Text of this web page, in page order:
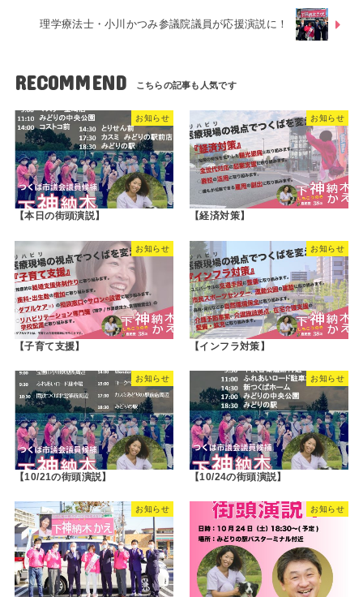
理学療法士・小川かつみ参議院議員が応援演説に！
RECOMMEND
お知らせ
【本日の街頭演説】
お知らせ
【経済対策】
お知らせ
【子育て支援】
お知らせ
【インフラ対策】
お知らせ
【10/21の街頭演説】
お知らせ
【10/24の街頭演説】
お知らせ お知らせ